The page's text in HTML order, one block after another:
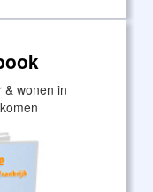
& wonen in